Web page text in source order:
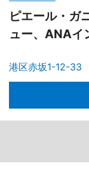
ピエール・ガ
ュー、ANAイ
港区赤坂1-12-33